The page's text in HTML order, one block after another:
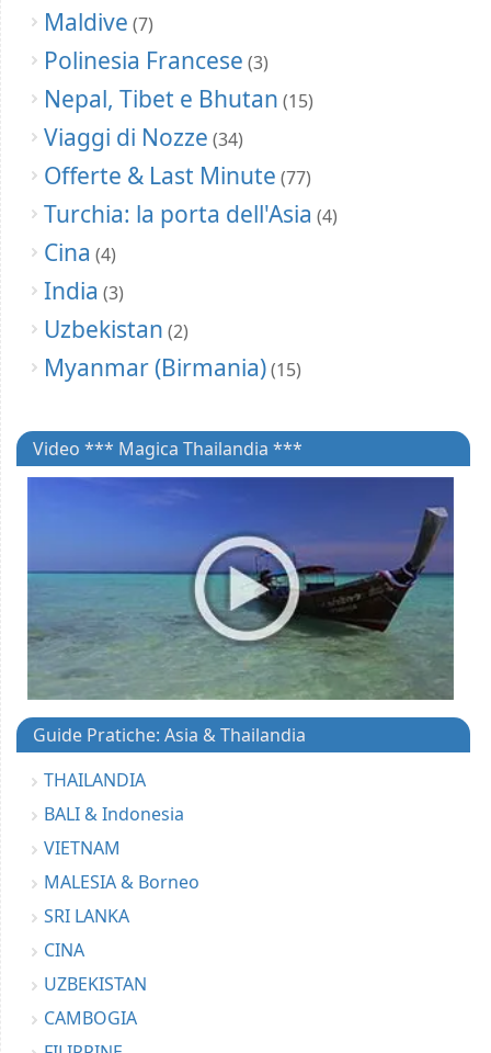
Maldive (7)
Polinesia Francese (3)
Nepal, Tibet e Bhutan (15)
Viaggi di Nozze (34)
Offerte & Last Minute (77)
Turchia: la porta dell'Asia (4)
Cina (4)
India (3)
Uzbekistan (2)
Myanmar (Birmania)(15)
Video *** Magica Thailandia ***
Guide Pratiche: Asia & Thailandia
THAILANDIA
BALI & Indonesia
VIETNAM
MALESIA & Borneo
SRI LANKA
CINA
UZBEKISTAN
CAMBOGIA